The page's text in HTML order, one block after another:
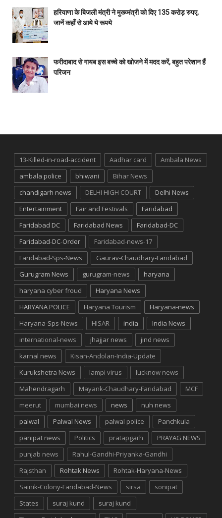
हरियाणा के बिजली मंत्री ने मुख्य्मंत्री को दिए 135 करोड़ रुपए,
जानें कहाँ से आये ये रूपये
फरीदाबाद से गायब इस बच्चे को खोजने में मदद करें, बहुत परेशान हैं
परिजन
13-Killed-in-road-accident Aadhar card
Ambala News
ambala police
bhiwani
Bihar News
chandigarh news
DELHI HIGH COURT
Delhi News
Entertainment
Fair and Festivals
Faridabad
Faridabad DC
Faridabad News
Faridabad-DC
Faridabad-DC-Order
Faridabad-news-17
Faridabad-Sps-News
Gaurav-Chaudhary-Faridabad
Gurugram News
gurugram-news
haryana
haryana cyber froud
Haryana News
HARYANA POLICE
Haryana Tourism
Haryana-news
Haryana-Sps-News
HISAR india
India News
international-news
jhajjar news
jind news
karnal news
Kisan-Andolan-India-Update
Kurukshetra News
lampi virus
lucknow news
Mahendragarh
Mayank-Chaudhary-Faridabad
MCF
meerut
mumbai news news
nuh news
palwal
Palwal News palwal police
Panchkula
panipat news
Politics pratapgarh
PRAYAG NEWS
punjab news
Rahul-Gandhi-Priyanka-Gandhi
Rajsthan
Rohtak News
Rohtak-Haryana-News
Sainik-Colony-Faridabad-News
sirsa
sonipat
States
suraj kund
suraj kund